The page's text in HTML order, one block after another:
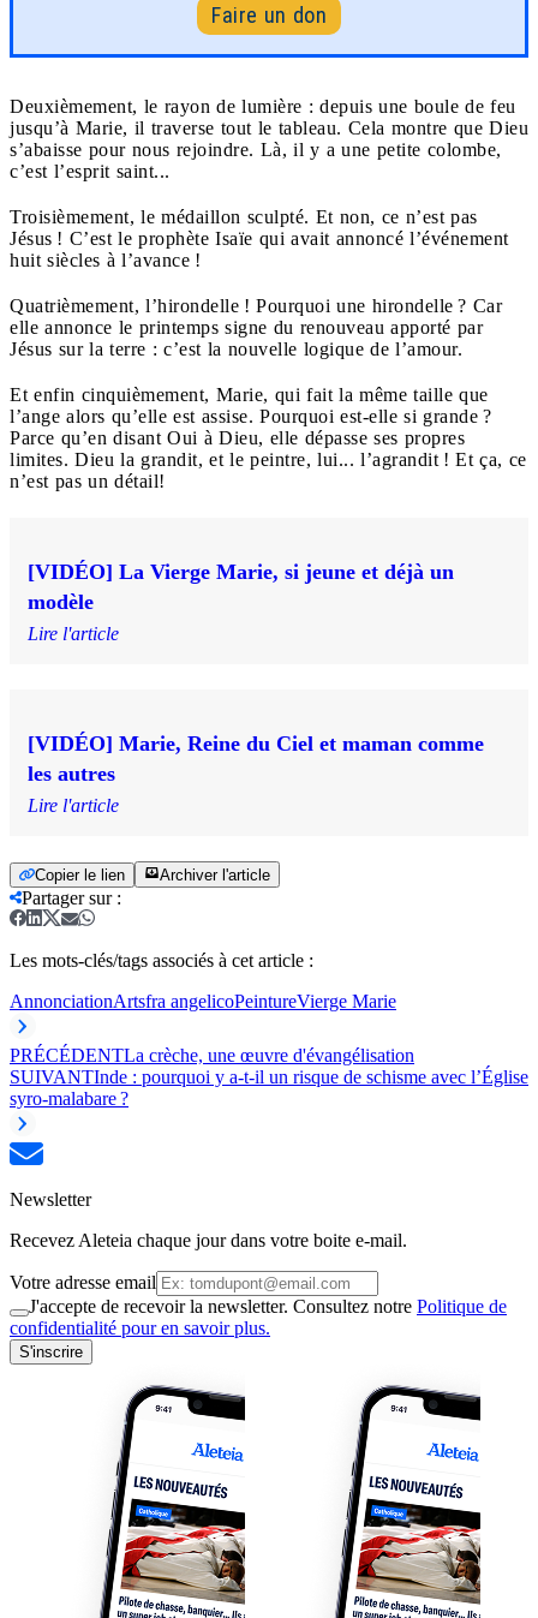
Faire un don
Deuxièmement, le rayon de lumière : depuis une boule de feu
jusqu’à Marie, il traverse tout le tableau. Cela montre que Dieu
s’abaisse pour nous rejoindre. Là, il y a une petite colombe,
c’est l’esprit saint...
Troisièmement, le médaillon sculpté. Et non, ce n’est pas
Jésus ! C’est le prophète Isaïe qui avait annoncé l’événement
huit siècles à l’avance !
Quatrièmement, l’hirondelle ! Pourquoi une hirondelle ? Car
elle annonce le printemps signe du renouveau apporté par
Jésus sur la terre : c’est la nouvelle logique de l’amour.
Et enfin cinquièmement, Marie, qui fait la même taille que
l’ange alors qu’elle est assise. Pourquoi est-elle si grande ?
Parce qu’en disant Oui à Dieu, elle dépasse ses propres
limites. Dieu la grandit, et le peintre, lui... l’agrandit ! Et ça, ce
n’est pas un détail!
[VIDÉO] La Vierge Marie, si jeune et déjà un
modèle
Lire l'article
[VIDÉO] Marie, Reine du Ciel et maman comme
les autres
Lire l'article
Copier le lien Archiver l'article
Partager sur:
Les mots-clés/tags associés à cet article :
AnnonciationArtsfra angelicoPeintureVierge Marie
PRÉCÉDENTLa crèche, une œuvre d'évangélisation
SUIVANTInde : pourquoi y a-t-il un risque de schisme avec l’Église
syro-malabare ?
Newsletter
Recevez Aleteia chaque jour dans votre boite e-mail.
Votre adresse email
J'accepte de recevoir la newsletter. Consultez notre Politique de
confidentialité pour en savoir plus.
S'inscrire